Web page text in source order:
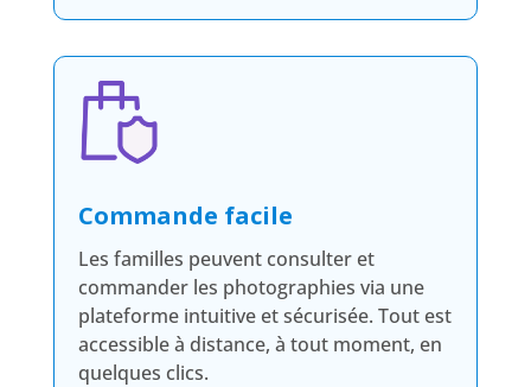
Commande facile
Les familles peuvent consulter et
commander les photographies via une
plateforme intuitive et sécurisée. Tout est
accessible à distance, à tout moment, en
quelques clics.